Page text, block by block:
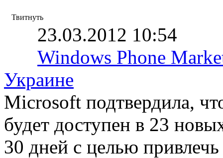
Твитнуть
23.03.2012 10:54
Windows Phone
Украине
Microsoft подтвердила,
будет доступен в 23
30 дней с целью